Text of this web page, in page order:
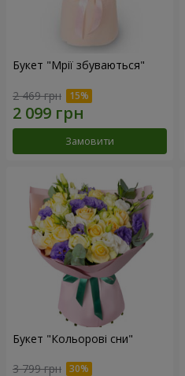
Букет "Мрії збуваються"
2 469 грн
Замовити
Букет "Кольорові сни"
3 799 грн